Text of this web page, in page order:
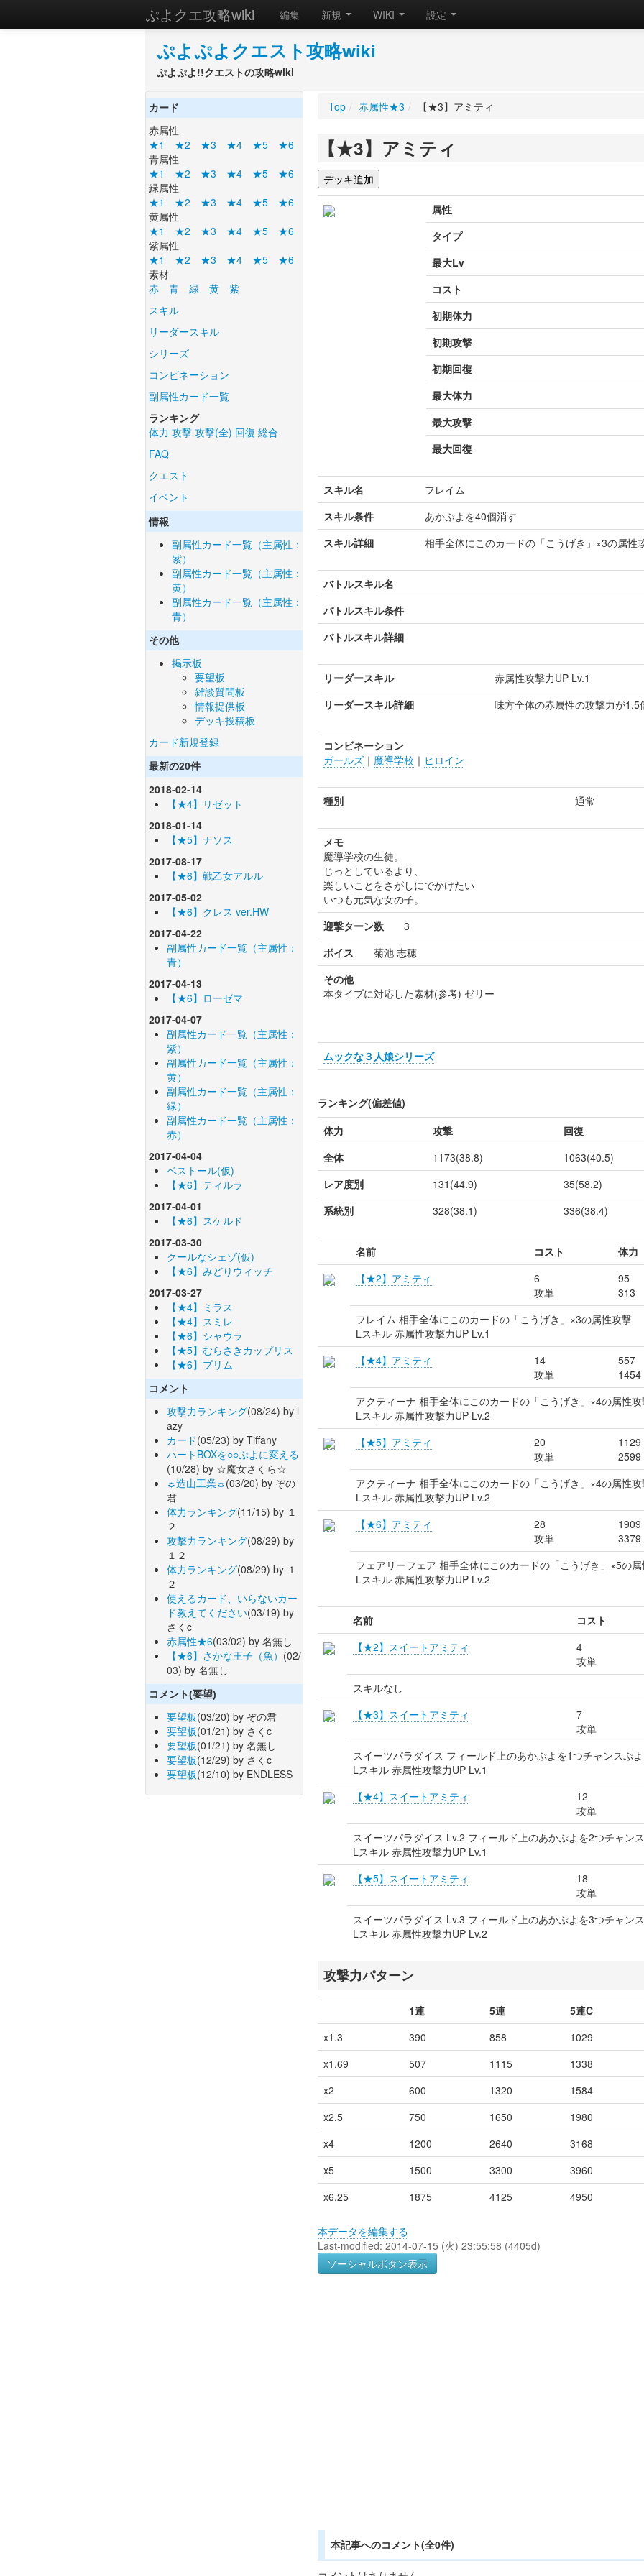
ぷよクエ攻略wiki 編集 新規 WIKI 設定
ぷよぷよクエスト攻略wiki
ぷよぷよ!!クエストの攻略wiki
カード
赤属性
★1
★2 ★3 ★4 ★5
★6
青属性
★1
★2 ★3 ★4 ★5
★6
緑属性
★1
★2 ★3 ★4 ★5
★6
黄属性
★1
★2 ★3 ★4 ★5
★6
紫属性
★1
★2 ★3 ★4 ★5
★6
素材
赤
青 緑 黄
紫
スキル
リーダースキル
シリーズ
コンビネーション
副属性カード一覧
ランキング
体力 攻撃 攻撃(全) 回復 総合
FAQ
クエスト
イベント
情報
副属性カード一覧（主属性：
紫）
副属性カード一覧（主属性：
黄）
副属性カード一覧（主属性：
青）
その他
掲示板
要望板
雑談質問板
情報提供板
デッキ投稿板
カード新規登録
最新の20件
2018-02-14
【★4】リゼット
2018-01-14
【★5】ナソス
2017-08-17
【★6】戦乙女アルル
2017-05-02
【★6】クレス ver.HW
2017-04-22
副属性カード一覧（主属性：
青）
2017-04-13
【★6】ローゼマ
2017-04-07
副属性カード一覧（主属性：
紫）
副属性カード一覧（主属性：
黄）
副属性カード一覧（主属性：
緑）
副属性カード一覧（主属性：
赤）
2017-04-04
ベストール(仮)
【★6】ティルラ
2017-04-01
【★6】スケルド
2017-03-30
クールなシェゾ(仮)
【★6】みどりウィッチ
2017-03-27
【★4】ミラス
【★4】スミレ
【★6】シャウラ
【★5】むらさきカップリス
【★6】プリム
コメント
攻撃力ランキング(08/24) by l
azy
カード(05/23) by Tiffany
ハートBOXを○○ぷよに変える
(10/28) by ☆魔女さくら☆
☼造山工業☼(03/20) by ぞの
君
体力ランキング(11/15) by １
２
攻撃力ランキング(08/29) by
１２
体力ランキング(08/29) by １
２
使えるカード、いらないカー
ド教えてください(03/19) by
さくc
赤属性★6(03/02) by 名無し
【★6】さかな王子（魚） (02/
03) by 名無し
コメント(要望)
要望板(03/20) by ぞの君
要望板(01/21) by さくc
要望板(01/21) by 名無し
要望板(12/29) by さくc
要望板(12/10) by ENDLESS
Top / 赤属性★3 / 【★3】アミティ
【★3】アミティ
属性
タイプ
最大Lv
コスト
初期体力
初期攻撃
初期回復
最大体力
最大攻撃
最大回復
スキル名
フレイム
スキル条件
あかぷよを40個消す
スキル詳細
相手全体にこのカードの「こうげき」×3の属性
バトルスキル名
バトルスキル条件
バトルスキル詳細
リーダースキル
赤属性攻撃力UP Lv.1
リーダースキル詳細
味方全体の赤属性の攻撃力が1.5
コンビネーション
ガールズ ｜ 魔導学校 ｜ ヒロイン
種別 通常
メモ
魔導学校の生徒。
じっとしているより、
楽しいことをさがしにでかけたい
いつも元気な女の子。
迎撃ターン数 3
ボイス 菊池 志穂
その他
本タイプに対応した素材(参考) ゼリー
ムックな３人娘シリーズ
ランキング(偏差値)
体力
攻撃
回復
全体
1173(38.8)
1063(40.5)
レア度別
131(44.9)
35(58.2)
系統別
328(38.1) 336(38.4)
名前 コスト
体力
【★2】アミティ
6
攻単
95
313
フレイム 相手全体にこのカードの「こうげき」×3の属性攻撃
Lスキル 赤属性攻撃力UP Lv.1
【★4】アミティ
14
攻単
557
1454
アクティーナ 相手全体にこのカードの「こうげき」×4の属性
Lスキル 赤属性攻撃力UP Lv.2
【★5】アミティ
20
攻単
1129
2599
アクティーナ 相手全体にこのカードの「こうげき」×4の属性
Lスキル 赤属性攻撃力UP Lv.2
【★6】アミティ
28
攻単
1909
3379
フェアリーフェア 相手全体にこのカードの「こうげき」×5の
Lスキル 赤属性攻撃力UP Lv.2
名前
コスト
【★2】スイートアミティ
4
攻単
スキルなし
【★3】スイートアミティ
7
攻単
スイーツパラダイス フィールド上のあかぷよを1つチャンスぷ
Lスキル 赤属性攻撃力UP Lv.1
【★4】スイートアミティ
12
攻単
スイーツパラダイス Lv.2 フィールド上のあかぷよを2つチャン
Lスキル 赤属性攻撃力UP Lv.1
【★5】スイートアミティ
18
攻単
スイーツパラダイス Lv.3 フィールド上のあかぷよを3つチャン
Lスキル 赤属性攻撃力UP Lv.2
攻撃力パターン
1連 5連
5連C
x1.3
390 858
1029
x1.69
507 1115
1338
x2
600 1320
1584
x2.5
750 1650
1980
x4
1200 2640
3168
x5
1500 3300
3960
x6.25
1875 4125 4950
本データを編集する
Last-modified: 2014-07-15 (火) 23:55:58 (4405d)
ソーシャルボタン表示
本記事へのコメント(全0件)